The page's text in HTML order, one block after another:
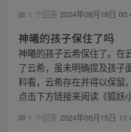
1 个回答 2024年08月18日
神曦的孩子保住了吗
神曦的孩子云希保住了。在
了云希，虽未明确提及孩子
料看，云希存在并得以保留
点击下方链接来阅读《狐妖
1 个回答 2024年08月15日